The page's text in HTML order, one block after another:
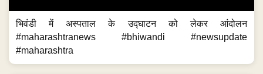
भिवंडी में अस्पताल के उद्घाटन को लेकर आंदोलन
#maharashtranews #bhiwandi #newsupdate
#maharashtra